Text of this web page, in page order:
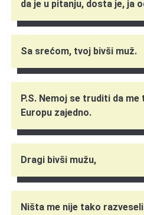
da je u pitanju, dosta je, ja
Sa srećom, tvoj bivši muž.
P.S. Nemoj se truditi da
Europu zajedno.
Dragi bivši mužu,
Ništa me nije tako